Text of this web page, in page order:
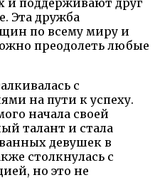
и поддерживают друг
Эта дружба
по всему миру и
преодолеть любые
с
на пути к успеху.
начала своей
талант и стала
девушек в
столкнулась с
но это не